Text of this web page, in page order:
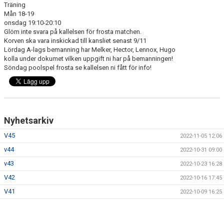
DOKUMENT
KONTAKT
Träning
Mån 18-19
onsdag 19:10-20:10
Glöm inte svara på kallelsen för frosta matchen.
Korven ska vara inskickad till kansliet senast 9/11
Lördag A-lags bemanning har Melker, Hector, Lennox, Hugo
kolla under dokumet vilken uppgift ni har på bemanningen!
Söndag poolspel frosta se kallelsen ni fått för info!
Nyhetsarkiv
V45 2022-11-05 12:06
v44 2022-10-31 09:00
v43 2022-10-23 16:28
V42 2022-10-16 17:45
V41 2022-10-09 16:25